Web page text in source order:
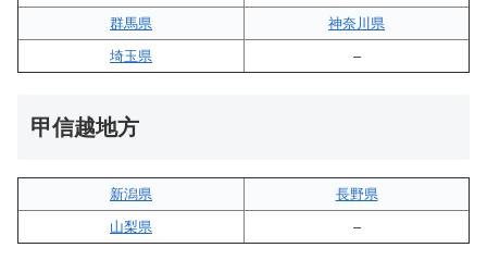
群馬県
神奈川県
埼玉県
–
甲信越地方
新潟県
長野県
山梨県
–